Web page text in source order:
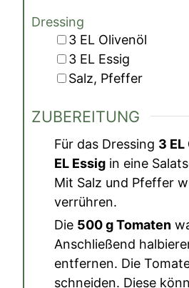
Dressing
▢
3 EL Olivenöl
▢
3 EL Essig
▢
Salz, Pfeffer
ZUBEREITUNG
Für das Dressing 3
EL Essig in eine
Mit Salz und Pfeffer
verrühren.
Die 500 g Tomaten
Anschließend
entfernen. Die
schneiden. Diese